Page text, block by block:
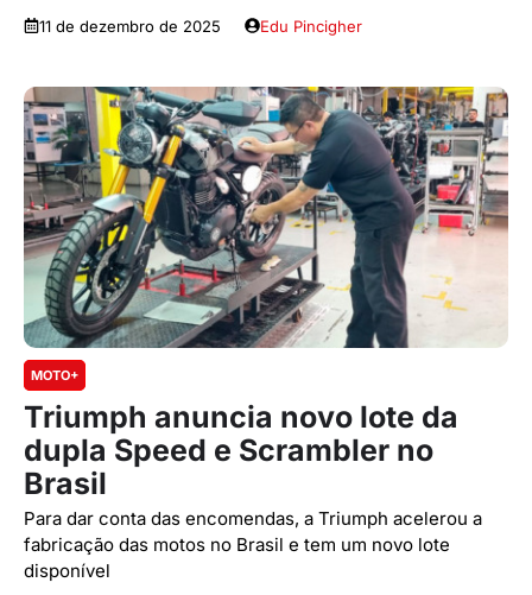
11 de dezembro de 2025 Edu Pincigher
MOTO+
Triumph anuncia novo lote da
dupla Speed e Scrambler no
Brasil
Para dar conta das encomendas, a Triumph acelerou a
fabricação das motos no Brasil e tem um novo lote
disponível